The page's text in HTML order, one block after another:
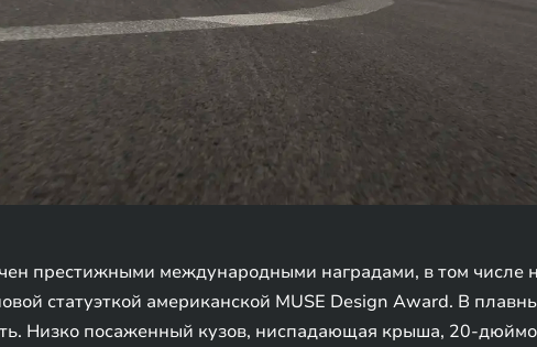
престижными международными наградами, в том числе
статуэткой американской MUSE Design Award. В
Низко посаженный кузов, ниспадающая крыша, 20-